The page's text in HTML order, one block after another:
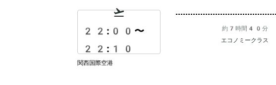
22:00 〜
22:10
約7時間40分
エコノミークラス
関西国際空港